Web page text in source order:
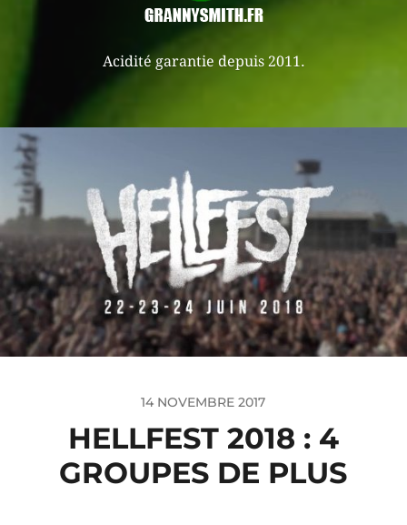
Acidité garantie depuis 2011.
14 NOVEMBRE 2017
HELLFEST 2018 : 4
GROUPES DE PLUS